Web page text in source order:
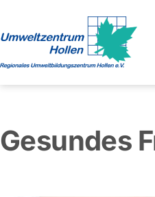
springen
e.
V.
Gesundes